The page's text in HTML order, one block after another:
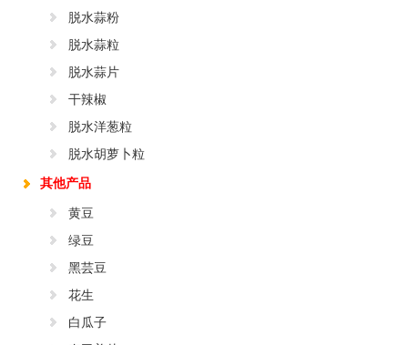
脱水蒜粉
脱水蒜粒
脱水蒜片
干辣椒
脱水洋葱粒
脱水胡萝卜粒
其他产品
黄豆
绿豆
黑芸豆
花生
白瓜子